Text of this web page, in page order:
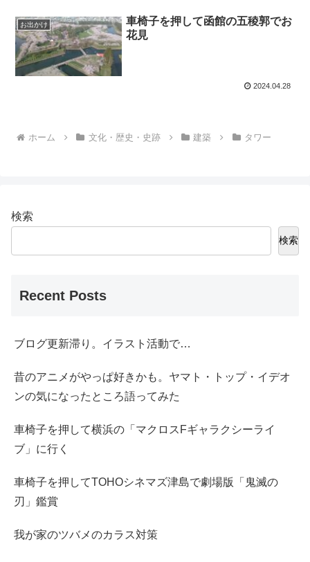
お出かけ
車椅子を押して函館の五稜郭でお
花見
2024.04.28
ホーム 文化・歴史・史跡 建築 タワー
検索
検索
Recent Posts
ブログ更新滞り。イラスト活動で…
昔のアニメがやっぱ好きかも。ヤマト・トップ・イデオ
ンの気になったところ語ってみた
車椅子を押して横浜の「マクロスFギャラクシーライ
ブ」に行く
車椅子を押してTOHOシネマズ津島で劇場版「鬼滅の
刃」鑑賞
我が家のツバメのカラス対策